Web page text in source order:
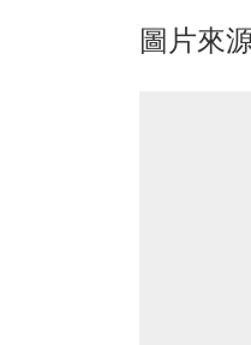
圖片來